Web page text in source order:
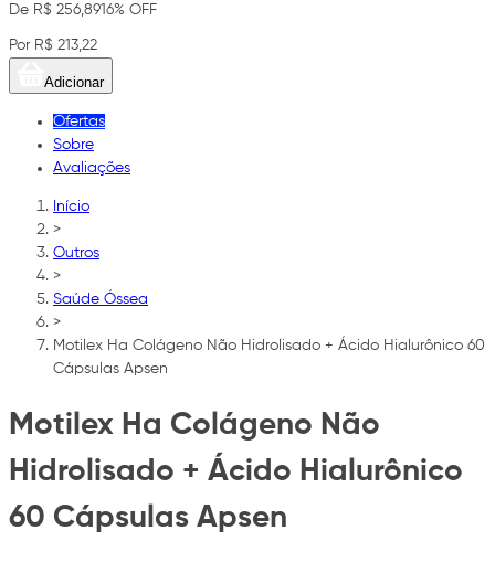
De R$ 256,8916% OFF
Por R$ 213,22
Adicionar
Ofertas
Sobre
Avaliações
Início
>
Outros
>
Saúde Óssea
>
Motilex Ha Colágeno Não Hidrolisado + Ácido Hialurônico 60
Cápsulas Apsen
Motilex Ha Colágeno Não
Hidrolisado + Ácido Hialurônico
60 Cápsulas Apsen